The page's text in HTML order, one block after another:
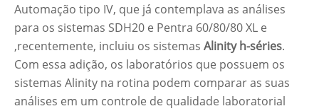
Automação tipo IV, que já contemplava as análises
para os sistemas SDH20 e Pentra 60/80/80 XL e
,recentemente, incluiu os sistemas Alinity h-séries.
Com essa adição, os laboratórios que possuem os
sistemas Alinity na rotina podem comparar as suas
análises em um controle de qualidade laboratorial